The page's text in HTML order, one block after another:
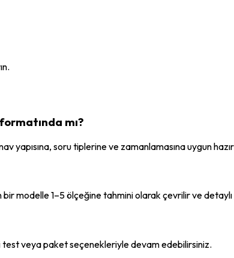
mı?
yapısına, soru tiplerine ve zamanlamasına uygun
bir modelle 1–5 ölçeğine tahmini olarak çevrilir ve
veya paket seçenekleriyle devam edebilirsiniz.